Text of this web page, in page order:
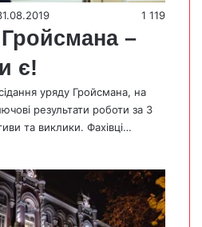
1 119
–
є!
уряду Гройсмана, на
результати роботи за 3
та виклики. Фахівці…